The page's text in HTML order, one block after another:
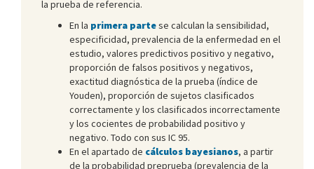
la prueba de referencia.
En la primera partese calculan la sensibilidad,
especificidad, prevalencia de la enfermedad en el
estudio, valores predictivos positivo y negativo,
proporción de falsos positivos y negativos,
exactitud diagnóstica de la prueba (índice de
Youden), proporción de sujetos clasificados
correctamente y los clasificados incorrectamente
y los cocientes de probabilidad positivo y
negativo. Todo con sus IC 95.
En el apartado de cálculos bayesianos, a partir
de la probabilidad preprueba (prevalencia de la